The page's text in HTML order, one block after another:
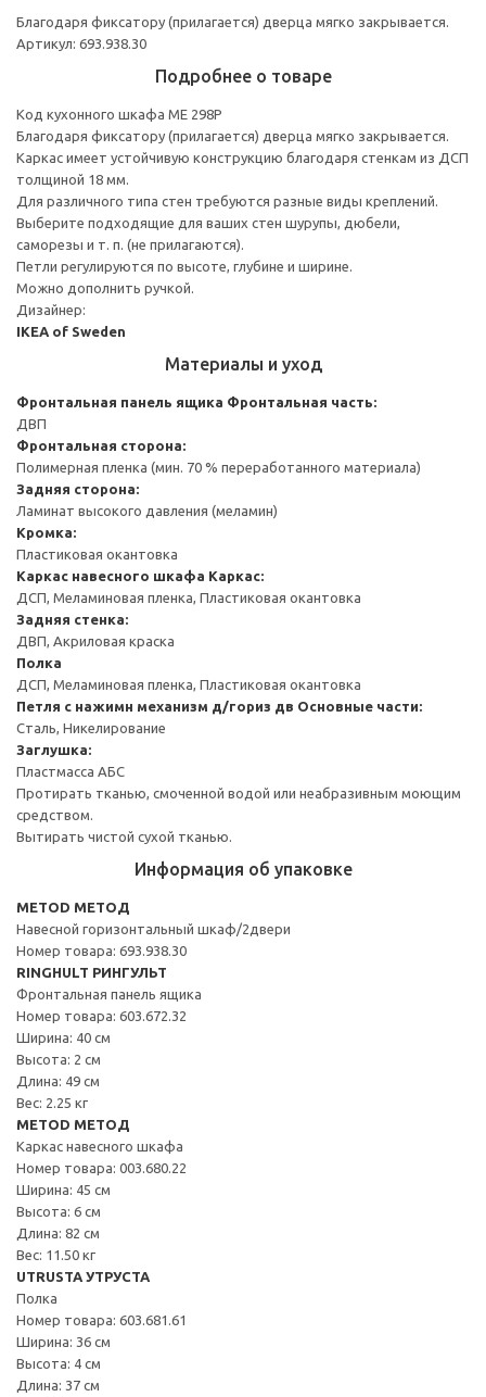
Благодаря фиксатору (прилагается) дверца мягко закрывается.
Артикул: 693.938.30
Подробнее о товаре
Код кухонного шкафа ME 298P
Благодаря фиксатору (прилагается) дверца мягко закрывается.
Каркас имеет устойчивую конструкцию благодаря стенкам из ДСП
толщиной 18 мм.
Для различного типа стен требуются разные виды креплений.
Выберите подходящие для ваших стен шурупы, дюбели,
саморезы и т. п. (не прилагаются).
Петли регулируются по высоте, глубине и ширине.
Можно дополнить ручкой.
Дизайнер:
IKEA of Sweden
Материалы и уход
Фронтальная панель ящика Фронтальная часть:
ДВП
Фронтальная сторона:
Полимерная пленка (мин. 70 % переработанного материала)
Задняя сторона:
Ламинат высокого давления (меламин)
Кромка:
Пластиковая окантовка
Каркас навесного шкафа Каркас:
ДСП, Меламиновая пленка, Пластиковая окантовка
Задняя стенка:
ДВП, Акриловая краска
Полка
ДСП, Меламиновая пленка, Пластиковая окантовка
Петля с нажимн механизм д/гориз дв Основные части:
Сталь, Никелирование
Заглушка:
Пластмасса АБС
Протирать тканью, смоченной водой или неабразивным моющим
средством.
Вытирать чистой сухой тканью.
Информация об упаковке
METOD МЕТОД
Навесной горизонтальный шкаф/2двери
Номер товара: 693.938.30
RINGHULT РИНГУЛЬТ
Фронтальная панель ящика
Номер товара: 603.672.32
Ширина: 40 см
Высота: 2 см
Длина: 49 см
Вес: 2.25 кг
METOD МЕТОД
Каркас навесного шкафа
Номер товара: 003.680.22
Ширина: 45 см
Высота: 6 см
Длина: 82 см
Вес: 11.50 кг
UTRUSTA УТРУСТА
Полка
Номер товара: 603.681.61
Ширина: 36 см
Высота: 4 см
Длина: 37 см